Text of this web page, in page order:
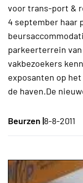
voor trans-port &
4 september haar
parkeerterrein
vakbezoekers
exposanten op
de haven.De
Beurzen |8-8-2011